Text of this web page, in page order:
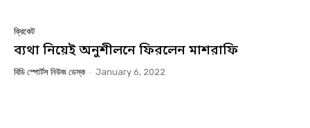
ক্রিকেট
ব্যথা নিয়েই অনুশীলনে ফিরলেন মাশরাফি
বিডি স্পোর্টস নিউজ ডেস্ক - January 6, 2022